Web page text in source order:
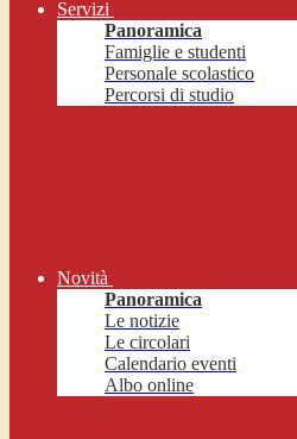
Servizi
Panoramica
Famiglie e studenti
Personale scolastico
Percorsi di studio
Novità
Panoramica
Le notizie
Le circolari
Calendario eventi
Albo online